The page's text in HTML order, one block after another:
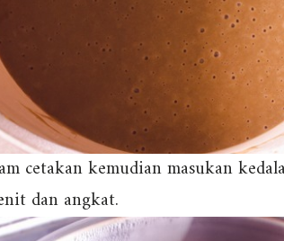
cetakan kemudian masukan
dan angkat.